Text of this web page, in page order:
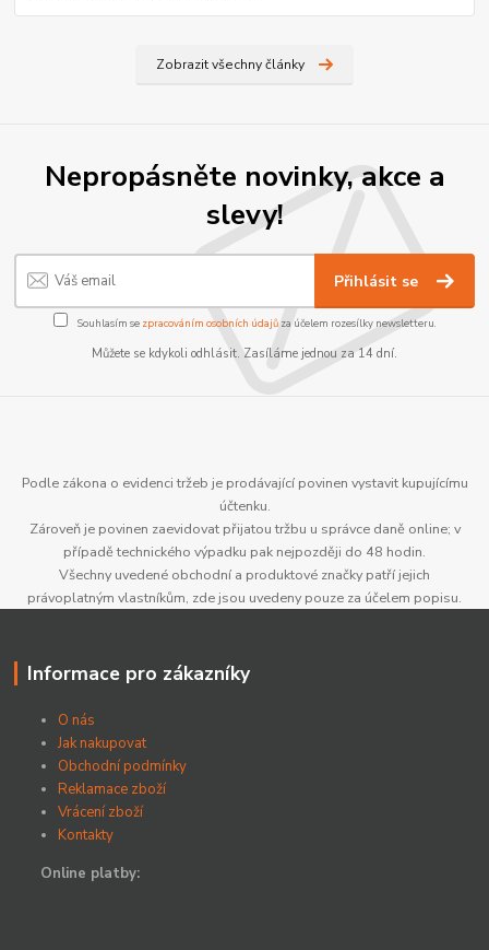
Zobrazit všechny články
Nepropásněte novinky, akce a
slevy!
Přihlásit se
Souhlasím se zpracováním osobních údajůza účelem rozesílky newsletteru.
Můžete se kdykoli odhlásit. Zasíláme jednou za 14 dní.
Podle zákona o evidenci tržeb je prodávající povinen vystavit kupujícímu
účtenku.
Zároveň je povinen zaevidovat přijatou tržbu u správce daně online; v
případě technického výpadku pak nejpozději do 48 hodin.
Všechny uvedené obchodní a produktové značky patří jejich
právoplatným vlastníkům, zde jsou uvedeny pouze za účelem popisu.
Informace pro zákazníky
O nás
Jak nakupovat
Obchodní podmínky
Reklamace zboží
Vrácení zboží
Kontakty
Online platby: